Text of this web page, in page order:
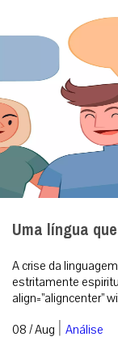
Uma língua
A crise da
estritamente
align=”aligncenter”
08 / Aug | Análise